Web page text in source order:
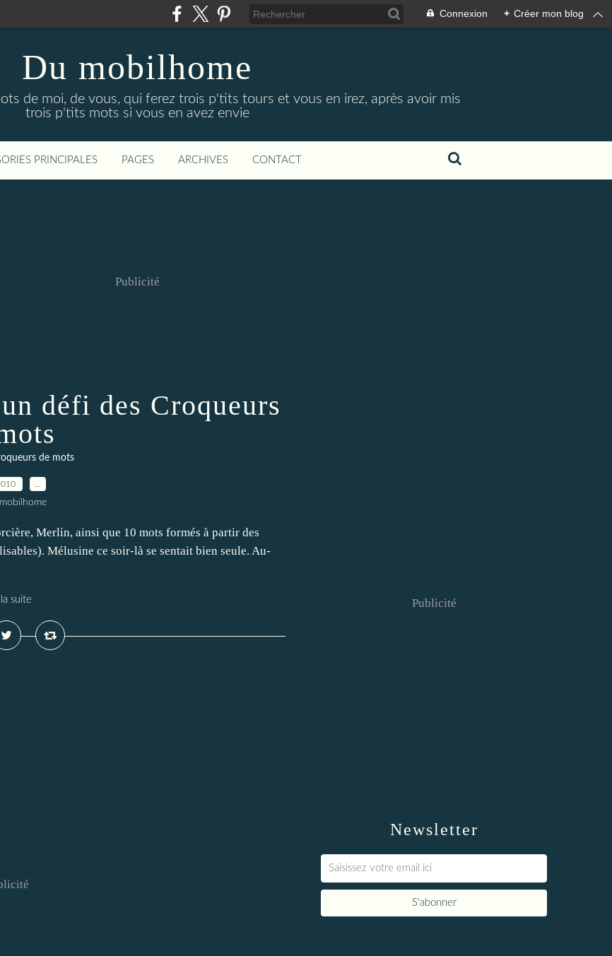
Connexion + Créer mon blog
Du mobilhome
de moi, de vous, qui ferez trois p'tits tours et vous en irez, après avoir mis
trois p'tits mots si vous en avez envie
PRINCIPALES PAGES ARCHIVES CONTACT
Publicité
défi des Croqueurs
de mots
Merlin, ainsi que 10 mots formés à partir des
Mélusine ce soir-là se sentait bien seule. Au-
suite
Newsletter
Publicité